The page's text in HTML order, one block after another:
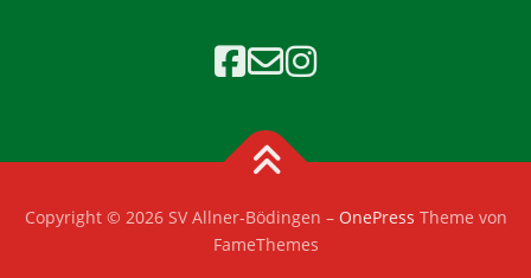
Copyright © 2026 SV Allner-Bödingen – OnePress Theme von
FameThemes